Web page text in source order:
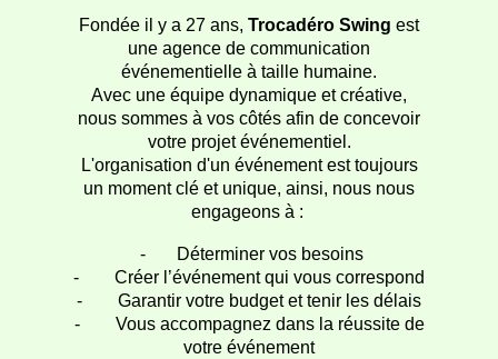
Fondée il y a 27 ans, Trocadéro Swing est
une agence de communication
événementielle à taille humaine.
Avec une équipe dynamique et créative,
nous sommes à vos côtés afin de concevoir
votre projet événementiel.
L'organisation d'un événement est toujours
un moment clé et unique, ainsi, nous nous
engageons à :
- Déterminer vos besoins
- Créer l’événement qui vous correspond
- Garantir votre budget et tenir les délais
- Vous accompagnez dans la réussite de
votre événement